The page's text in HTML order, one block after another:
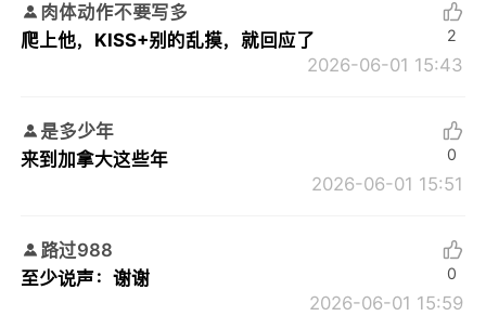
肉体动作不要写多
爬上他，KISS+别的乱摸，就回应了
2026-06-01 15:43
2
是多少年
来到加拿大这些年
2026-06-01 15:51
0
路过988
至少说声：谢谢
2026-06-01 15:59
0